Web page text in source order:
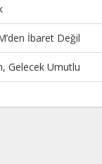
İbaret Değil
Gelecek Umutlu